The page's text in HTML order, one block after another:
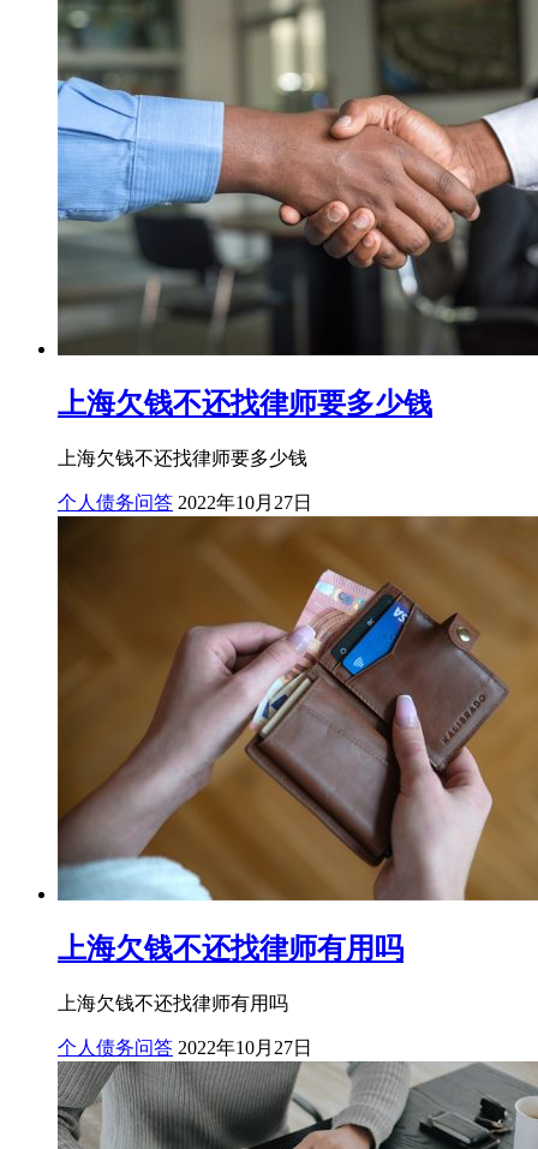
上海欠钱不还找律师要多少钱
上海欠钱不还找律师要多少钱
个人债务问答 2022年10月27日
上海欠钱不还找律师有用吗
上海欠钱不还找律师有用吗
个人债务问答 2022年10月27日